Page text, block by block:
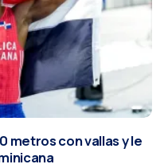
metros con vallas y le